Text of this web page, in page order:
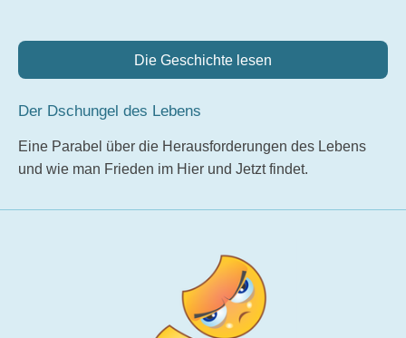
Die Geschichte lesen
Der Dschungel des Lebens
Eine Parabel über die Herausforderungen des Lebens
und wie man Frieden im Hier und Jetzt findet.